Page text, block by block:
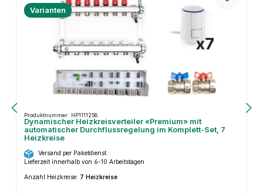
Varianten
Produktnummer: HP1111258
Dynamischer Heizkreisverteiler «Premium» mit
automatischer Durchflussregelung im Komplett-Set, 7
Heizkreise
Versand per Paketdienst
Lieferzeit innerhalb von 6-10 Arbeitstagen
Anzahl Heizkreise: 7 Heizkreise